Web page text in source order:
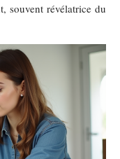
souvent révélatrice du